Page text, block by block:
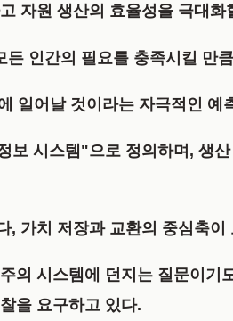
자원 생산의 효율성을 극대
인간의 필요를 충족시킬 만
일어날 것이라는 자극적인
보 시스템"으로 정의하며, 생
, 가치 저장과 교환의 중심축
의 시스템에 던지는 질문이
을 요구하고 있다.